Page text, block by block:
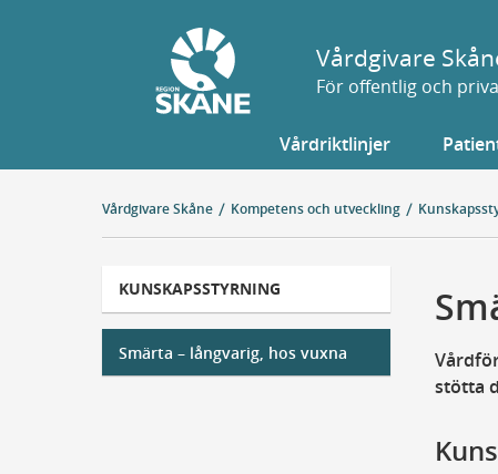
Vårdgivare
För offentlig och
Vårdriktlinjer
Vårdgivare Skåne Kompetens och utveckling
KUNSKAPSSTYRNING
Smärta – långvarig, hos vuxna
stötta